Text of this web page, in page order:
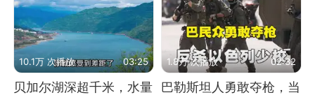
10.1万 次播放 03:25
贝加尔湖深超千米，水量
1.8万 次播放 02:32
巴勒斯坦人勇敢夺枪，当